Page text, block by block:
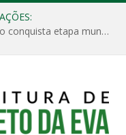
Escola Municipal Divino Espírito Santo conquista etapa municipal da V Feira Amazonense de Matemática